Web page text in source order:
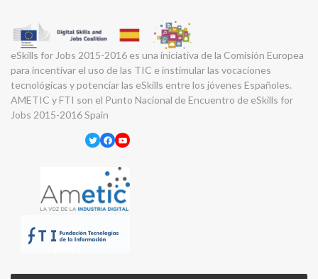
eSkills for Jobs 2015-2016 es una iniciativa de la Comisión Europea
para incentivar el uso de las TIC e instimular las vocaciones
tecnológicas y potenciar las eSkills entre los jóvenes Españoles.
AMETIC y FTI son el Punto Nacional de Encuentro de eSkills for
Jobs 2015-2016 Spain
Twitter
Facebook
YouTube